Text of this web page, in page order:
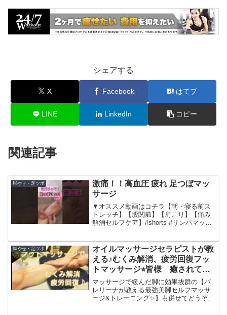
シェアする
X Facebook はてブ
LINE LinkedIn コピー
関連記事
脚やせ・足ツボ
激痛！！高血圧 疲れ 足つぼマッ
サージ
▼オススメ動画はコチラ【朝・寝る前ス
トレッチ】【股関節】【肩こり】【痛み
解消セルフケア】#shorts #リンパマッサ
脚やせ・足ツボ
オイルマッサージセラピストが教
える♪むくみ解消、疲労回復フッ
トマッサージ⭐︎皆様 癒されてく
ださい♪[oil massage foot
therapist how to]
マッサージで緩んだ脚に効果抜群の【バ
レリーナが教える最強美脚セルフマッサ
ージ&トレーニング✨】も併せてどうぞ♪